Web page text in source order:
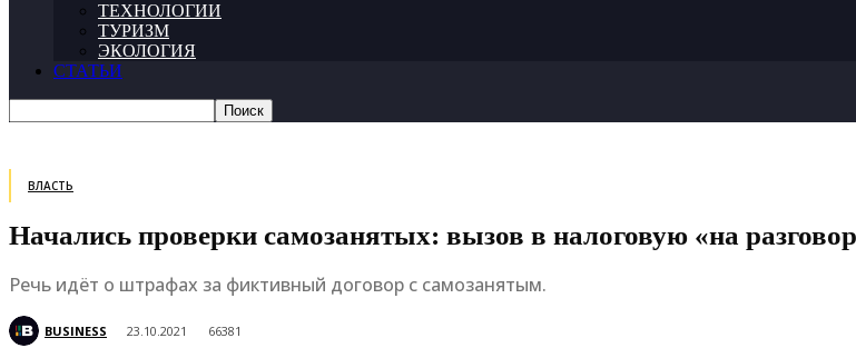
ТЕХНОЛОГИИ
ТУРИЗМ
ЭКОЛОГИЯ
СТАТЬИ
ВЛАСТЬ
Начались проверки самозанятых: вызов в налоговую «на
Речь идёт о штрафах за фиктивный договор с самозанятым.
BUSINESS 23.10.2021 66381